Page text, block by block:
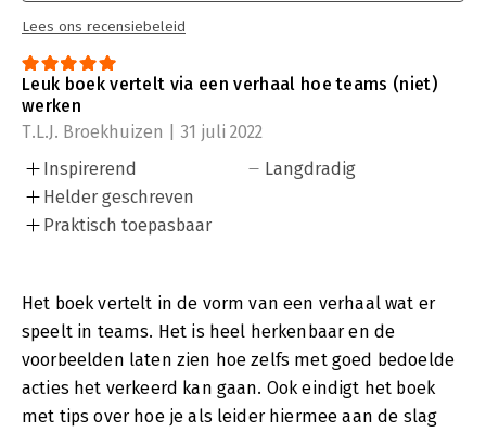
Lees ons recensiebeleid
Leuk boek vertelt via een verhaal hoe teams (niet)
werken
T.L.J. Broekhuizen | 31 juli 2022
Inspirerend
Helder geschreven
Praktisch toepasbaar
Langdradig
Het boek vertelt in de vorm van een verhaal wat er
speelt in teams. Het is heel herkenbaar en de
voorbeelden laten zien hoe zelfs met goed bedoelde
acties het verkeerd kan gaan. Ook eindigt het boek
met tips over hoe je als leider hiermee aan de slag